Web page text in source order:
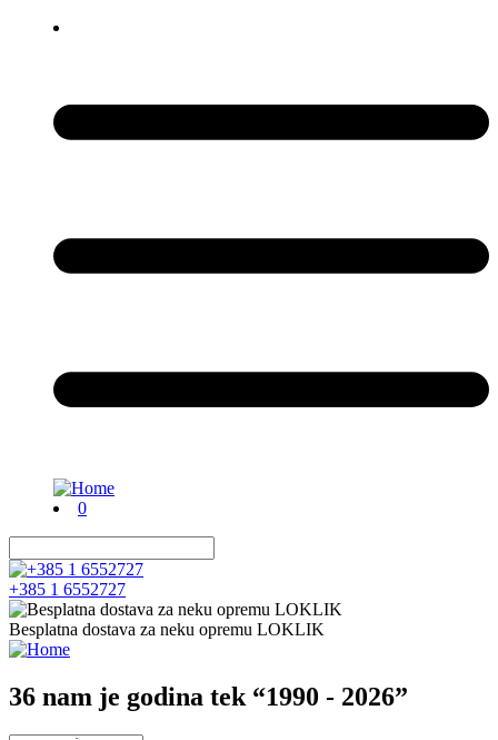
0
+385 1 6552727
Besplatna dostava za neku opremu LOKLIK
36 nam je godina tek “1990 - 2026”